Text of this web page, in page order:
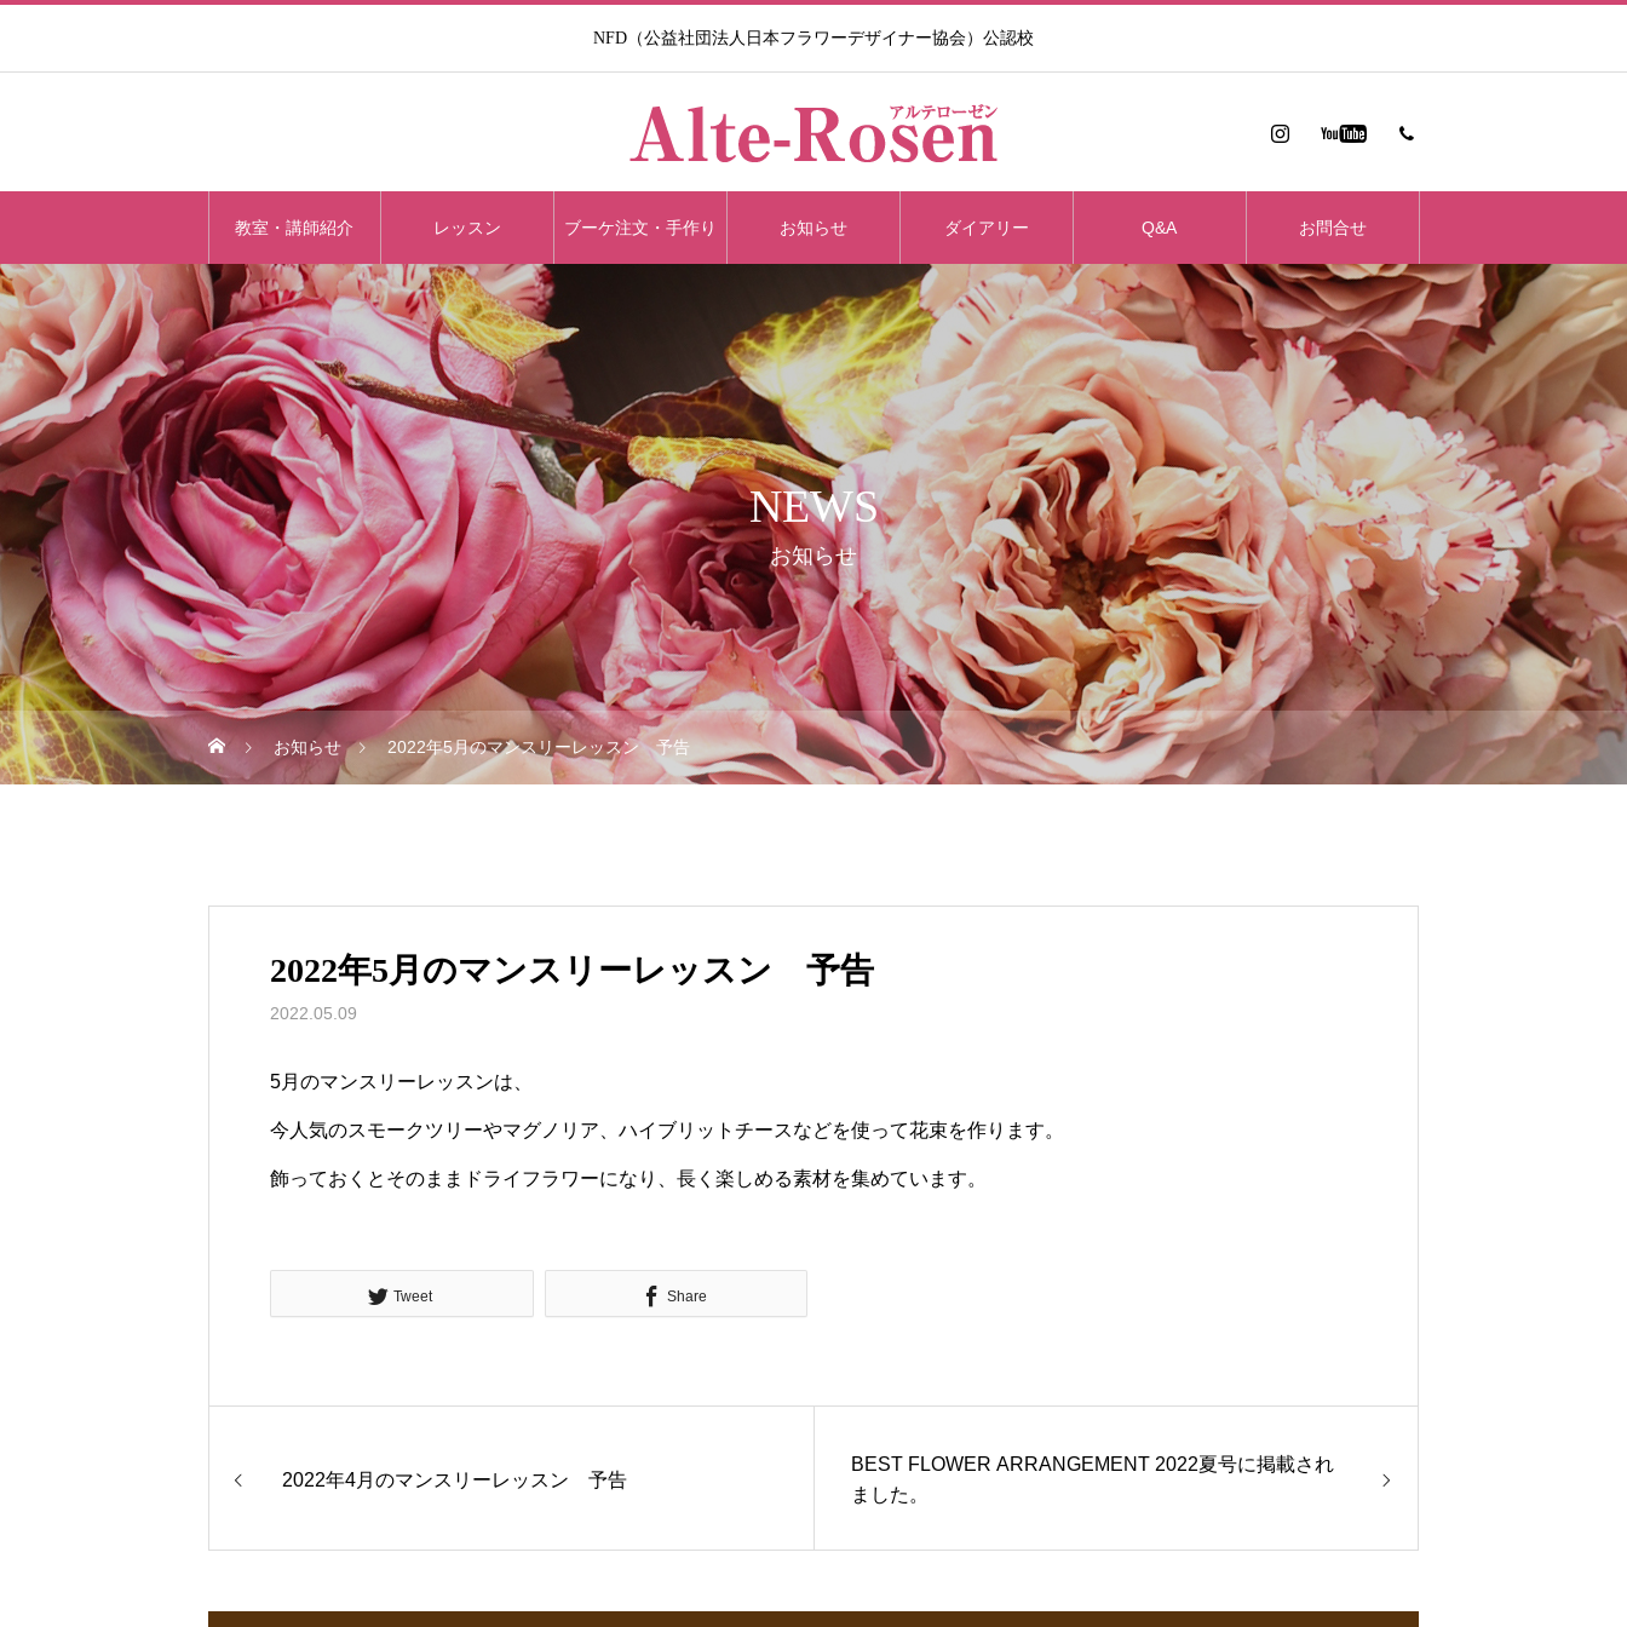
NFD（公益社団法人日本フラワーデザイナー協会）公認校​
教室・講師紹介 レッスン ブーケ注文・手作り お知らせ ダイアリー Q&A お問合せ
NEWS
お知らせ
お知らせ 2022年5月のマンスリーレッスン 予告
2022年5月のマンスリーレッスン 予告
2022.05.09
5月のマンスリーレッスンは、
今人気のスモークツリーやマグノリア、ハイブリットチースなどを使って花束を作ります。
飾っておくとそのままドライフラワーになり、長く楽しめる素材を集めています。
Tweet Share
2022年4月のマンスリーレッスン 予告
BEST FLOWER ARRANGEMENT 2022夏号に掲載され
ました。